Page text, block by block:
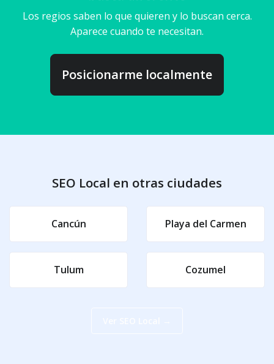
Los regios saben lo que quieren y lo buscan cerca.
Aparece cuando te necesitan.
Posicionarme localmente
SEO Local en otras ciudades
Cancún Playa del Carmen
Tulum Cozumel